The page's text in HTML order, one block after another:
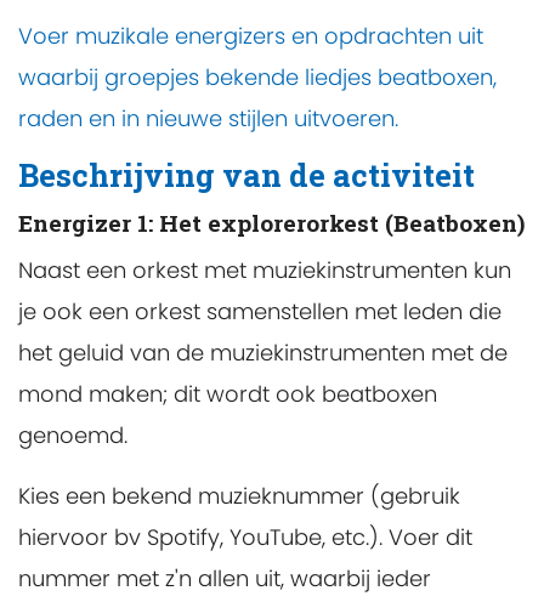
Voer muzikale energizers en opdrachten uit
waarbij groepjes bekende liedjes beatboxen,
raden en in nieuwe stijlen uitvoeren.
Beschrijving van de activiteit
Energizer 1: Het explorerorkest (Beatboxen)
Naast een orkest met muziekinstrumenten kun
je ook een orkest samenstellen met leden die
het geluid van de muziekinstrumenten met de
mond maken; dit wordt ook beatboxen
genoemd.
Kies een bekend muzieknummer (gebruik
hiervoor bv Spotify, YouTube, etc.). Voer dit
nummer met z'n allen uit, waarbij ieder